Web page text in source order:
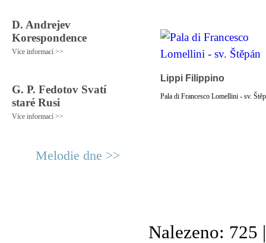
D. Andrejev
Korespondence
Více informací >>
G. P. Fedotov Svatí
staré Rusi
Více informací >>
Melodie dne >>
Lippi Filippino
Pala di Francesco Lomellini - sv.
Nalezeno: 725